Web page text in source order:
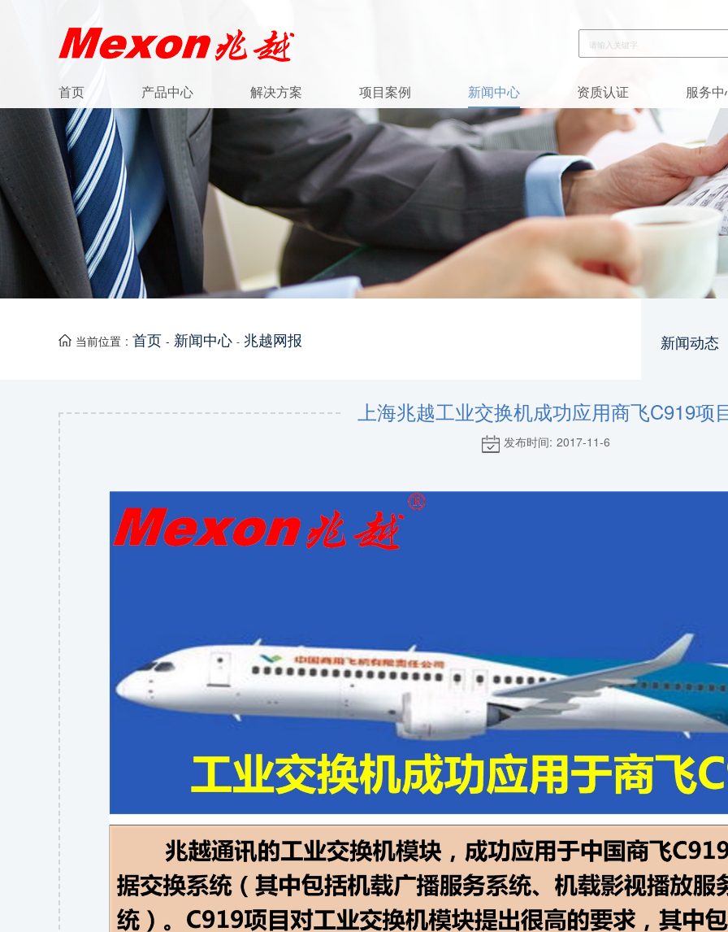
首页 产品中心 解决方案 项目案例 新闻中心 资质认证 服务
当前位置 : 首页 - 新闻中心 - 兆越网报 新闻动态
上海兆越工业交换机成功应用商飞C919项
发布时间: 2017-11-6